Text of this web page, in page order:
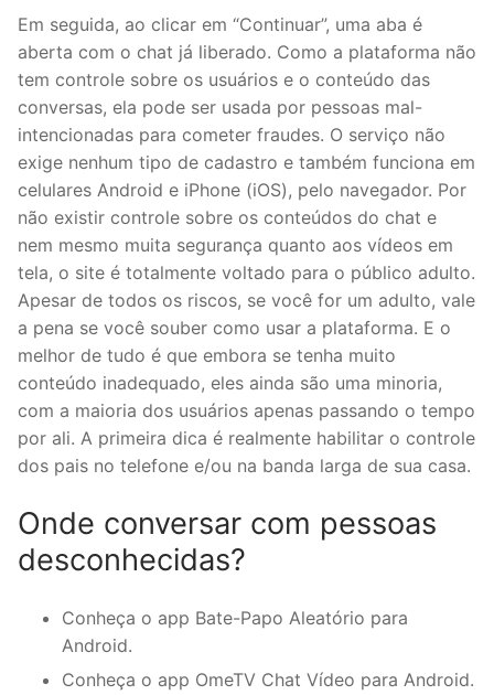
Em seguida, ao clicar em “Continuar”, uma aba é
aberta com o chat já liberado. Como a plataforma não
tem controle sobre os usuários e o conteúdo das
conversas, ela pode ser usada por pessoas mal-
intencionadas para cometer fraudes. O serviço não
exige nenhum tipo de cadastro e também funciona em
celulares Android e iPhone (iOS), pelo navegador. Por
não existir controle sobre os conteúdos do chat e
nem mesmo muita segurança quanto aos vídeos em
tela, o site é totalmente voltado para o público adulto.
Apesar de todos os riscos, se você for um adulto, vale
a pena se você souber como usar a plataforma. E o
melhor de tudo é que embora se tenha muito
conteúdo inadequado, eles ainda são uma minoria,
com a maioria dos usuários apenas passando o tempo
por ali. A primeira dica é realmente habilitar o controle
dos pais no telefone e/ou na banda larga de sua casa.
Onde conversar com pessoas
desconhecidas?
Conheça o app Bate-Papo Aleatório para
Android.
Conheça o app OmeTV Chat Vídeo para Android.